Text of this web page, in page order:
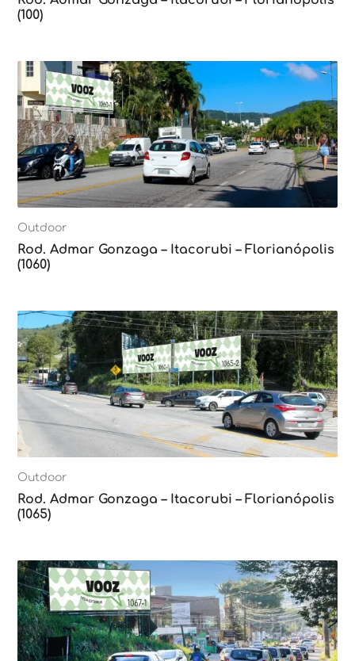
(100)
Outdoor
Rod. Admar Gonzaga – Itacorubi – Florianópolis
(1060)
Outdoor
Rod. Admar Gonzaga – Itacorubi – Florianópolis
(1065)